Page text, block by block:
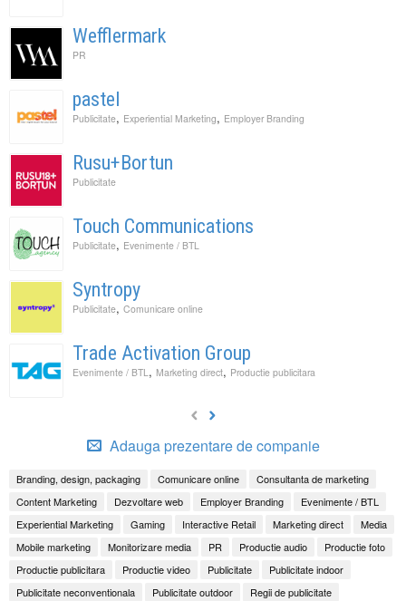
Wefflermark
PR
pastel
Publicitate, Experiential Marketing, Employer Branding
Rusu+Bortun
Publicitate
Touch Communications
Publicitate, Evenimente / BTL
Syntropy
Publicitate, Comunicare online
Trade Activation Group
Evenimente / BTL , Marketing direct, Productie publicitara
Adauga prezentare de companie
Branding, design, packaging Comunicare online
Consultanta de marketing
Content Marketing
Dezvoltare web Employer Branding
Evenimente / BTL
Experiential Marketing
Gaming Interactive Retail Marketing direct
Media
Mobile marketing
Monitorizare media PR Productie audio
Productie foto
Productie publicitara
Productie video Publicitate
Publicitate indoor
Publicitate neconventionala
Publicitate outdoor Regii de publicitate